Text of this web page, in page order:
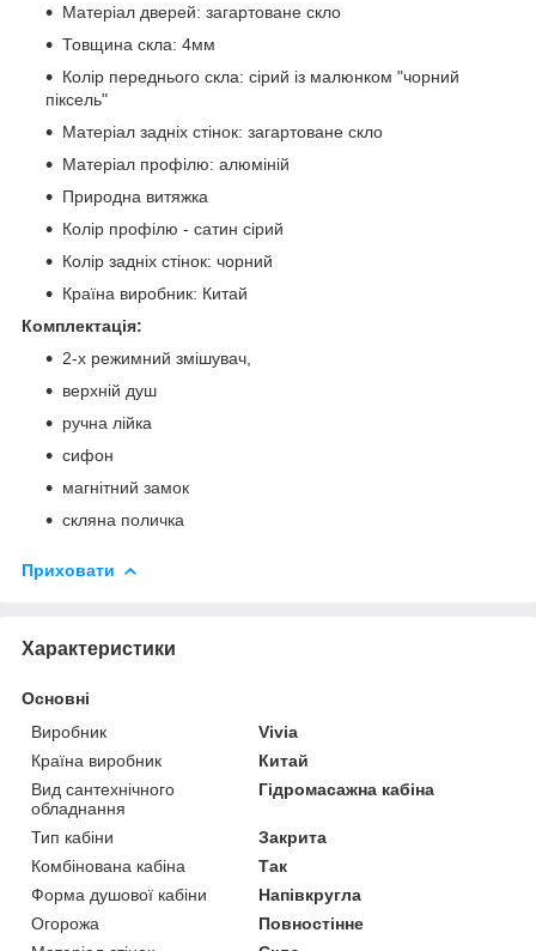
Матеріал дверей: загартоване скло
Товщина скла: 4мм
Колір переднього скла: сірий із малюнком "чорний
піксель"
Матеріал задніх стінок: загартоване скло
Матеріал профілю: алюміній
Природна витяжка
Колір профілю - сатин сірий
Колір задніх стінок: чорний
Країна виробник: Китай
Комплектація:
2-х режимний змішувач,
верхній душ
ручна лійка
сифон
магнітний замок
скляна поличка
Приховати
Характеристики
Основні
Виробник
Vivia
Країна виробник
Китай
Вид сантехнічного
обладнання
Гідромасажна кабіна
Тип кабіни
Закрита
Комбінована кабіна
Так
Форма душової кабіни
Напівкругла
Огорожа
Повностінне